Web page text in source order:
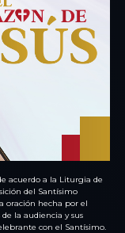
acuerdo a la Liturgia de
del Santísimo
oración hecha por el
la audiencia y sus
con el Santísimo.